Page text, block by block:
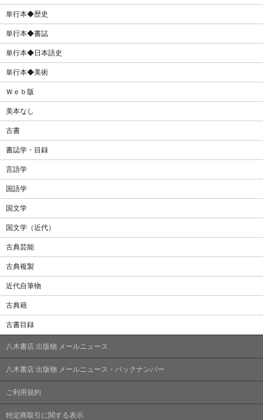
単行本◆歴史
単行本◆書誌
単行本◆日本語史
単行本◆美術
Ｗｅｂ版
美本なし
古書
書誌学・目録
言語学
国語学
国文学
国文学（近代）
古典芸能
古典複製
近代自筆物
古典籍
古書目録
八木書店 出版物 メールニュース
八木書店 出版物 メールニュース・バックナンバー
ご利用規約
特定商取引に関する表示